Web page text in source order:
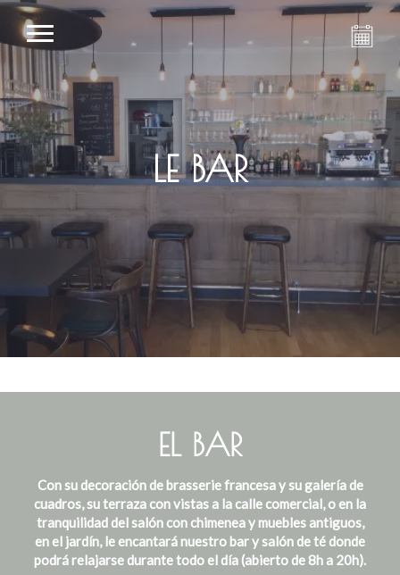
LE BAR
EL BAR
Con su decoración de brasserie francesa y su galería de
cuadros, su terraza con vistas a la calle comercial, o en la
tranquilidad del salón con chimenea y muebles antiguos,
en el jardín, le encantará nuestro bar y salón de té donde
podrá relajarse durante todo el día (abierto de 8h a 20h).